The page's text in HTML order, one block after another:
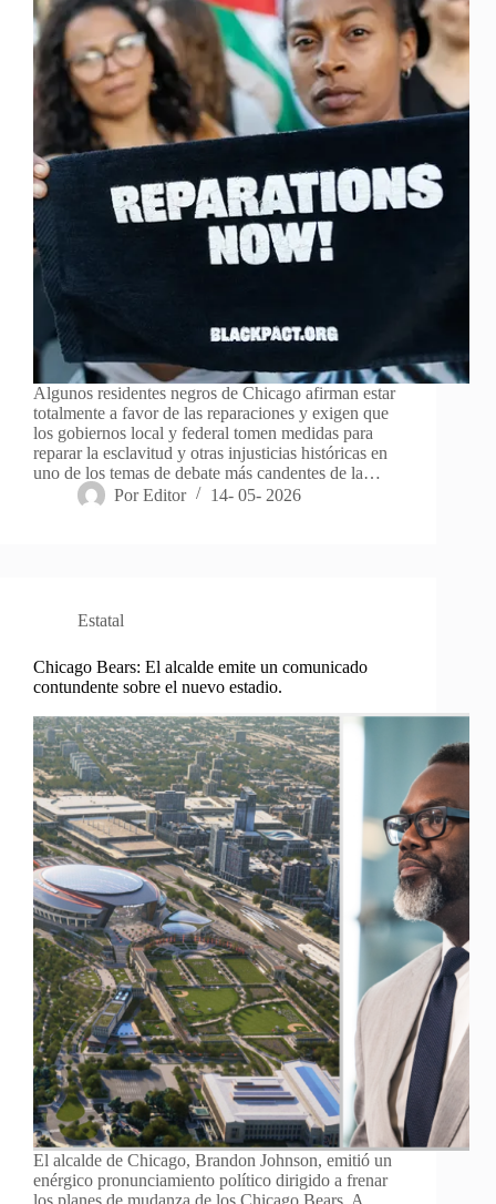
Algunos residentes negros de Chicago afirman estar
totalmente a favor de las reparaciones y exigen que
los gobiernos local y federal tomen medidas para
reparar la esclavitud y otras injusticias históricas en
uno de los temas de debate más candentes de la…
Por Editor 14- 05- 2026
Estatal
Chicago Bears: El alcalde emite un comunicado
contundente sobre el nuevo estadio.
El alcalde de Chicago, Brandon Johnson, emitió un
enérgico pronunciamiento político dirigido a frenar
los planes de mudanza de los Chicago Bears. A